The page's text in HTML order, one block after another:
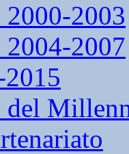
2003
2007
del